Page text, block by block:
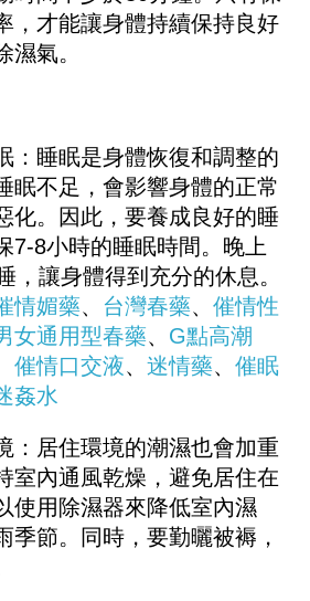
，才能讓身體持續保持良好
濕氣。
睡眠是身體恢復和調整的
眠不足，會影響身體的正常
化。因此，要養成良好的睡
7-8小時的睡眠時間。晚上
，讓身體得到充分的休息。
情媚藥、 台灣春藥、 催情性
女通用型春藥、 G點高潮
催情口交液、 迷情藥、 催眠
姦水
居住環境的潮濕也會加重
室內通風乾燥，避免居住在
使用除濕器來降低室內濕
季節。同時，要勤曬被褥，